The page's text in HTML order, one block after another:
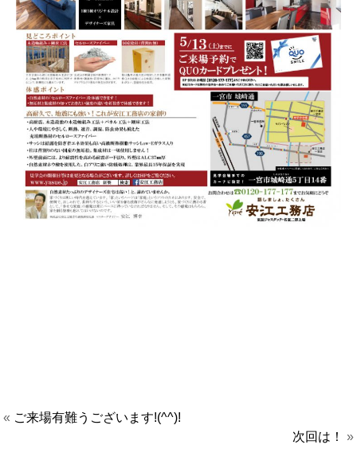
« ご来場有難うございます!(^^)!
次回は！
»